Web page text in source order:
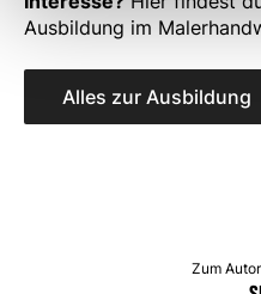
Ausbildung im
Alles zur Ausbildung
Zum